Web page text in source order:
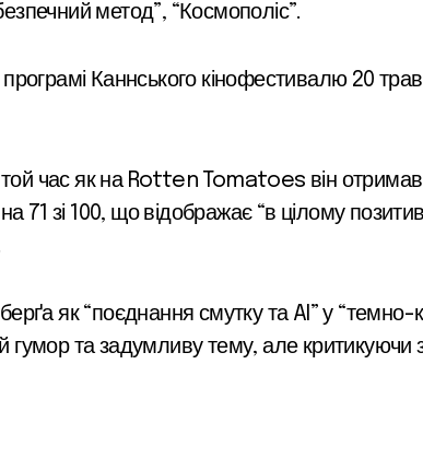
метод”, “Космополіс”.
Каннського кінофестивалю 20
час як на Rotten Tomatoes він отримав
зі 100, що відображає “в цілому
як “поєднання смутку та AI” у “темно-
гумор та задумливу тему, але критикуючи